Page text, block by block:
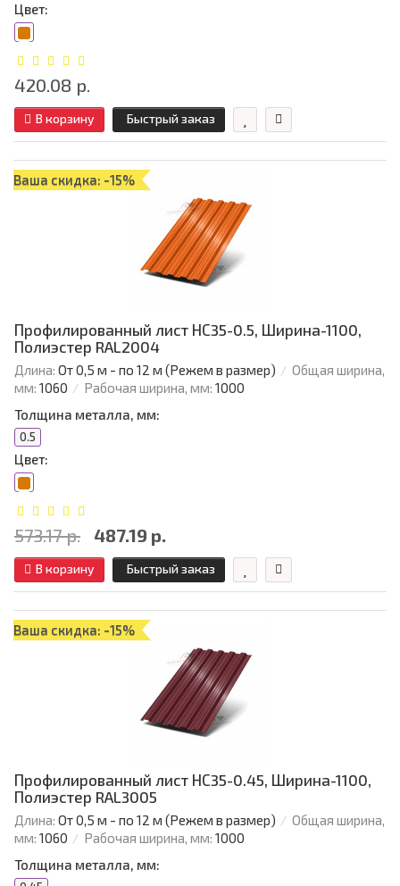
Цвет:
420.08 р.
В корзину Быстрый заказ
Ваша скидка: -15%
Профилированный лист НС35-0.5, Ширина-1100,
Полиэстер RAL2004
Длина: От 0,5 м - по 12 м (Режем в размер)
Общая ширина,
мм: 1060 Рабочая ширина, мм: 1000
Толщина металла, мм:
0.5
Цвет:
573.17 р. 487.19 р.
В корзину Быстрый заказ
Ваша скидка: -15%
Профилированный лист НС35-0.45, Ширина-1100,
Полиэстер RAL3005
Длина: От 0,5 м - по 12 м (Режем в размер)
Общая ширина,
мм: 1060 Рабочая ширина, мм: 1000
Толщина металла, мм: